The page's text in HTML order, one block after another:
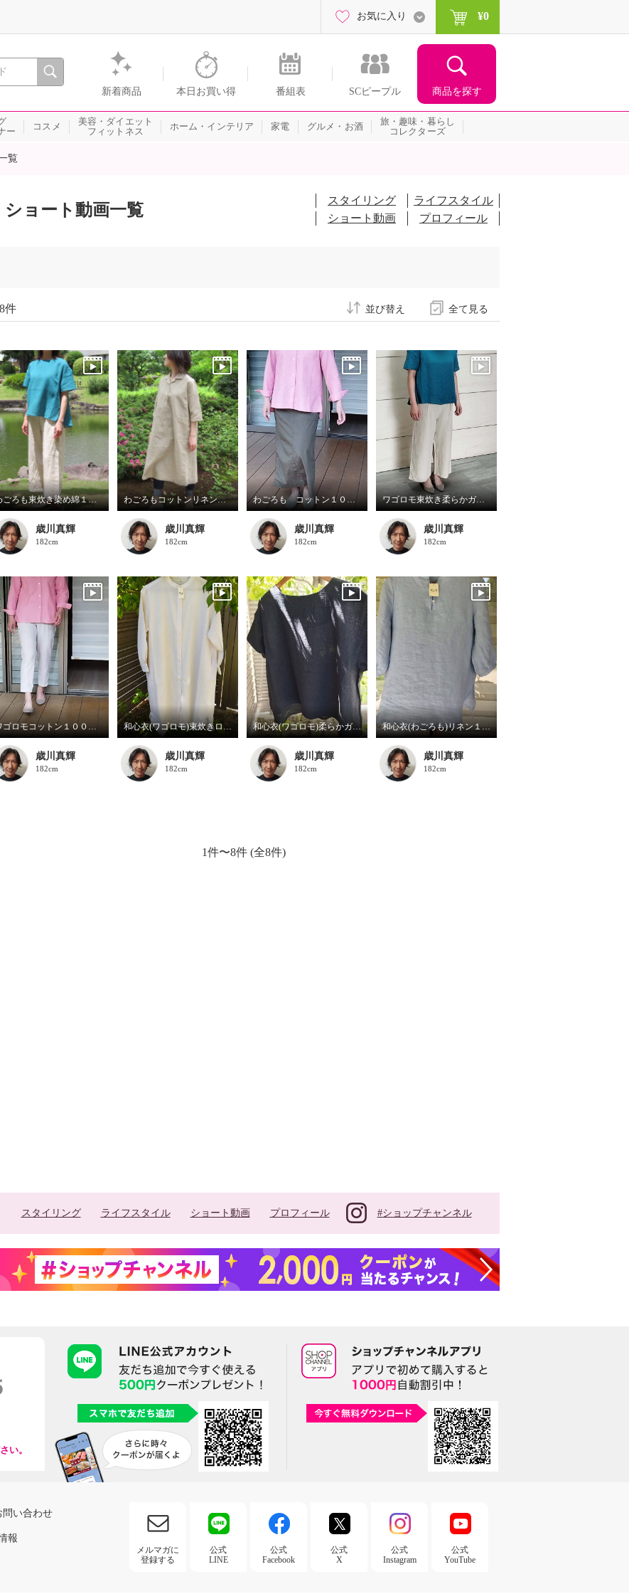
間を。通販・テレビショッピングのショップチャンネル
新着商品 本日お買い得 番組表 SCピープル 商品を探す
お気に入り ¥0
ー
コスメ
美容・ダイエット
フィットネス
ホーム・インテリア 家電 グルメ・お酒
旅・趣味・暮らし
コレクターズ
覧
ショート動画一覧
スタイリング
ライフスタイル
ショート動画
プロフィール
全て見る
並び替え
8件
わごろも東炊き染め綿１００%柔らかガーゼプルオーバー、わごろも東炊き染めリネン１００%リラックスパンツ
歳川真輝
182cm
わごろもコットンリネンダンガリーワンピース
歳川真輝
182cm
わごろも コットン１００%ダンガリーシャツ
歳川真輝
182cm
ワゴロモ東炊き柔らかガーゼプルオーバー ワゴロモ東炊きリネンリラックスパンツ
歳川真輝
182cm
ワゴロモコットン１００%ダンガリーシャツ
歳川真輝
182cm
和心衣(ワゴロモ)東炊きローンワンピース
歳川真輝
182cm
和心衣(ワゴロモ)柔らかガーゼ
歳川真輝
182cm
和心衣(わごろも)リネン１００%チュニック
歳川真輝
182cm
1件〜8件 (全8件)
スタイリング ライフスタイル ショート動画 プロフィール #ショップチャンネル
い。
問い合わせ
報
メルマガに
登録する
公式
LINE
公式
Facebook
公式
X
公式
Instagram
公式
YouTube